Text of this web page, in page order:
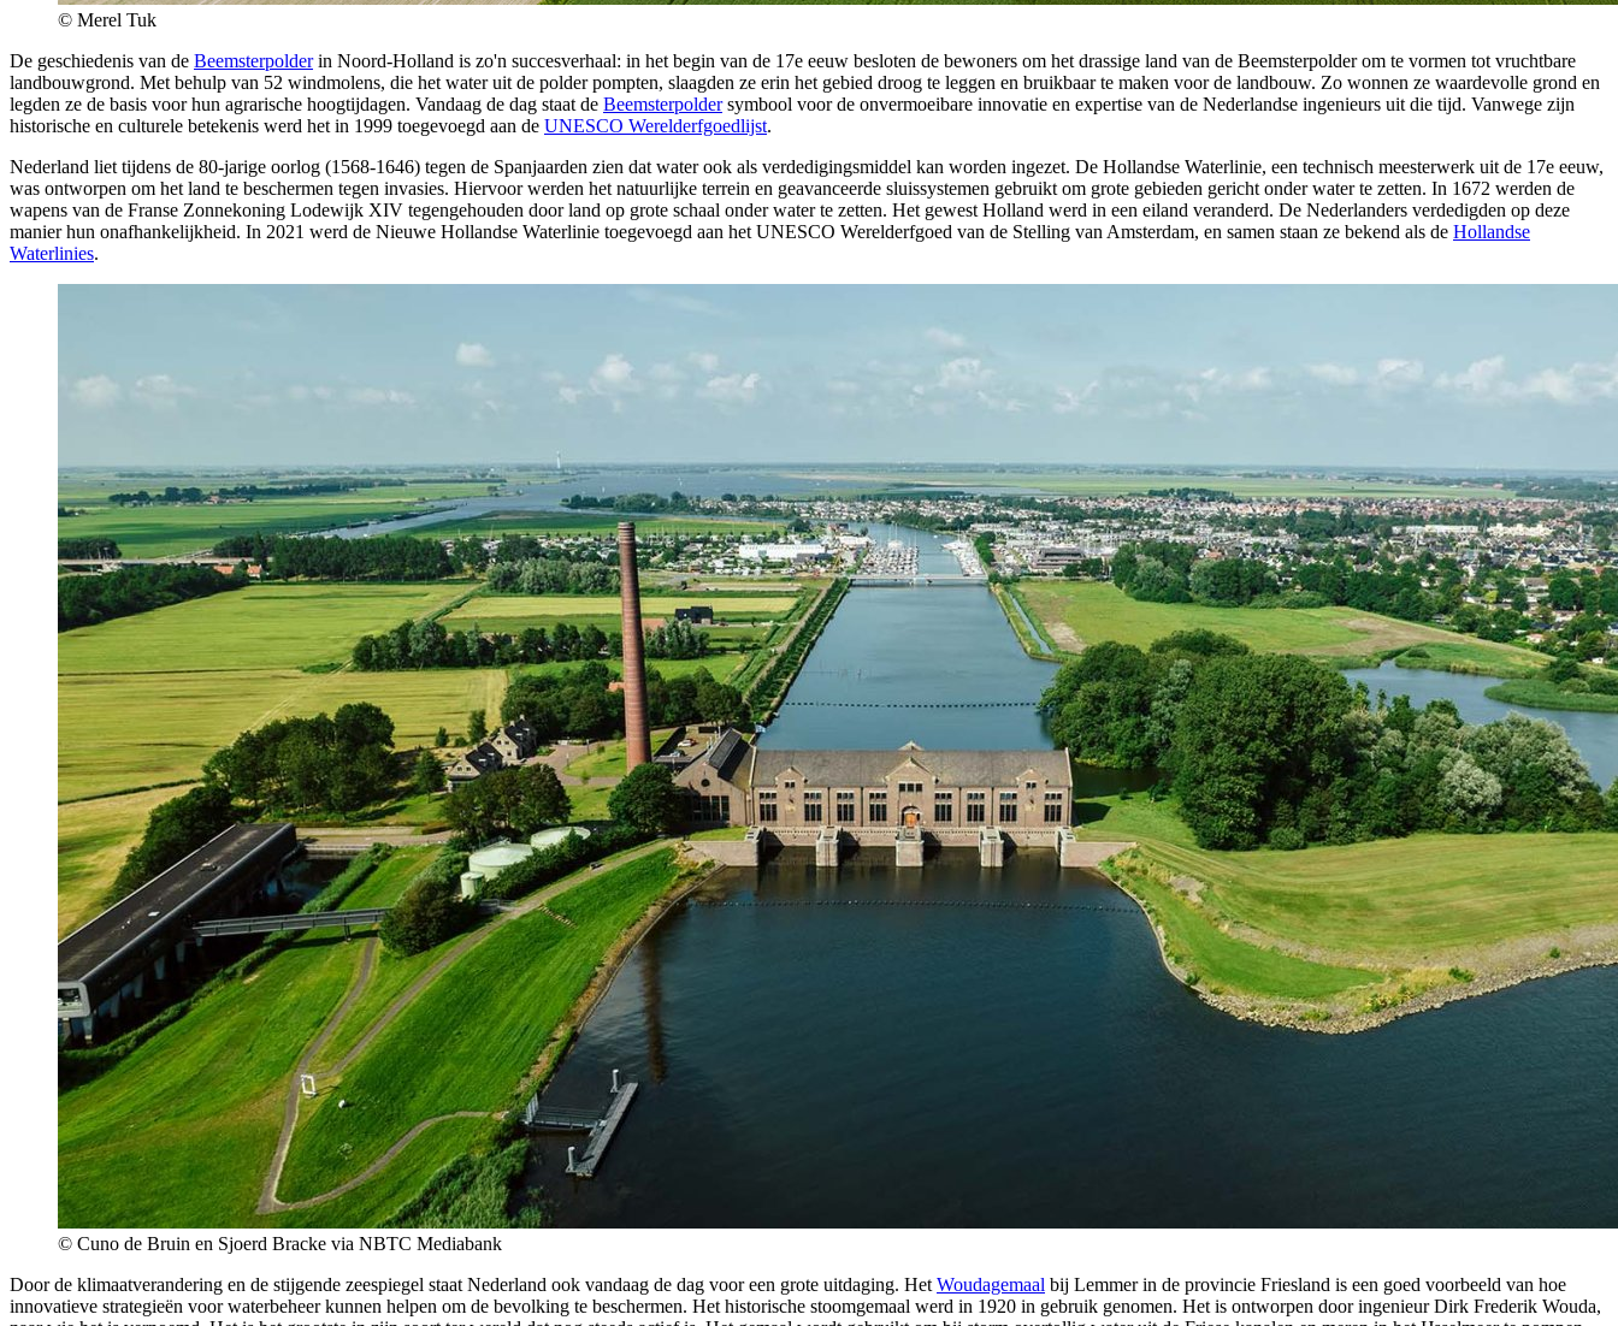
© Merel Tuk
De geschiedenis van de Beemsterpolderin Noord-Holland is zo'n succesverhaal: in het begin van de 17e eeuw besloten de bewoners om het drassige land van de Beemsterpolder om te vormen tot vruchtbare
landbouwgrond. Met behulp van 52 windmolens, die het water uit de polder pompten, slaagden ze erin het gebied droog te leggen en bruikbaar te maken voor de landbouw. Zo wonnen ze waardevolle grond en
legden ze de basis voor hun agrarische hoogtijdagen. Vandaag de dag staat de Beemsterpoldersymbool voor de onvermoeibare innovatie en expertise van de Nederlandse ingenieurs uit die tijd. Vanwege zijn
historische en culturele betekenis werd het in 1999 toegevoegd aan de UNESCO Werelderfgoedlijst.
Nederland liet tijdens de 80-jarige oorlog (1568-1646) tegen de Spanjaarden zien dat water ook als verdedigingsmiddel kan worden ingezet. De Hollandse Waterlinie, een technisch meesterwerk uit de 17e eeuw,
was ontworpen om het land te beschermen tegen invasies. Hiervoor werden het natuurlijke terrein en geavanceerde sluissystemen gebruikt om grote gebieden gericht onder water te zetten. In 1672 werden de
wapens van de Franse Zonnekoning Lodewijk XIV tegengehouden door land op grote schaal onder water te zetten. Het gewest Holland werd in een eiland veranderd. De Nederlanders verdedigden op deze
manier hun onafhankelijkheid. In 2021 werd de Nieuwe Hollandse Waterlinie toegevoegd aan het UNESCO Werelderfgoed van de Stelling van Amsterdam, en samen staan ze bekend als de Hollandse
Waterlinies.
© Cuno de Bruin en Sjoerd Bracke via NBTC Mediabank
Door de klimaatverandering en de stijgende zeespiegel staat Nederland ook vandaag de dag voor een grote uitdaging. Het Woudagemaal bij Lemmer in de provincie Friesland is een goed voorbeeld van hoe
innovatieve strategieën voor waterbeheer kunnen helpen om de bevolking te beschermen. Het historische stoomgemaal werd in 1920 in gebruik genomen. Het is ontworpen door ingenieur Dirk Frederik Wouda,